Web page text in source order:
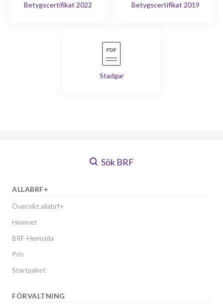
Betygscertifikat 2022 Betygscertifikat 2019
Stadgar
Sök BRF
ALLABRF+
Översikt allabrf+
Hemnet
BRF-Hemsida
Pris
Startpaket
FÖRVALTNING